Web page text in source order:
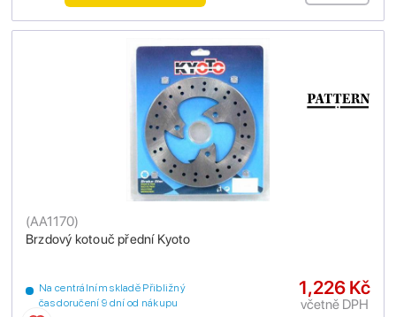
Brzdový kotouč přední Kyoto
(AA1170)
Na centrálním skladě Přibližný
čas doručení 9 dní od nákupu
1,226 Kč
včetně DPH